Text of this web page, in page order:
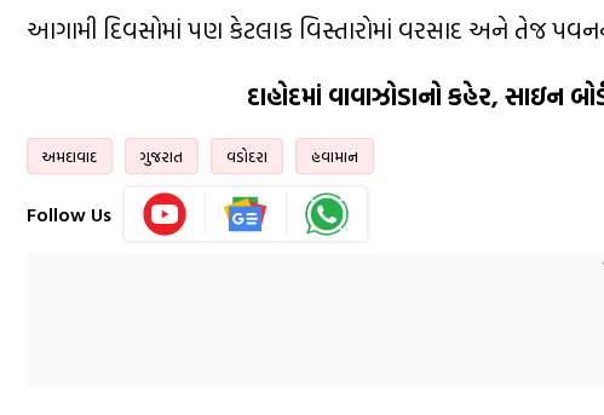
આગામી દિવસોમાં પણ કેટલાક વિસ્તારોમાં વરસાદ અને તેજ
દાહોદમાં વાવાઝોડાનો કહેર, સાઇન
અમદાવાદ ગુજરાત વડોદરા હવામાન
Follow Us